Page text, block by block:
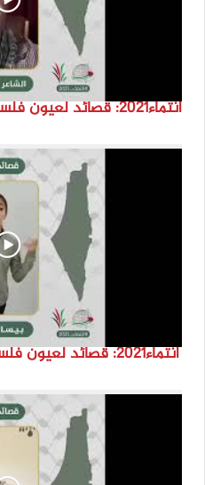
انتماء2021: قصائد لعيون فلسطين، بيسان عسّاف، الاردن